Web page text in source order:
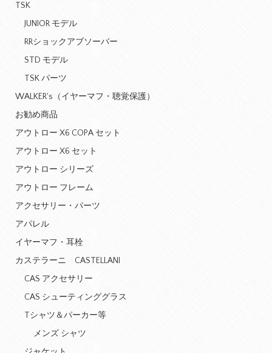
TSK
JUNIOR モデル
RRショックアブソーバー
STD モデル
TSK パーツ
WALKER's（イヤーマフ・聴覚保護）
お勧め商品
アウトロー X6 COPA セット
アウトロー X6 セット
アウトロー シリーズ
アウトロー フレーム
アクセサリー・パーツ
アパレル
イヤーマフ・耳栓
カステラーニ CASTELLANI
CAS アクセサリー
CAS シューティンググラス
Tシャツ＆パーカー等
メンズ シャツ